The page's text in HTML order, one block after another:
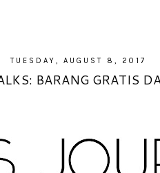
TUESDAY, AUGUST 8, 2017
BARANG GRATIS